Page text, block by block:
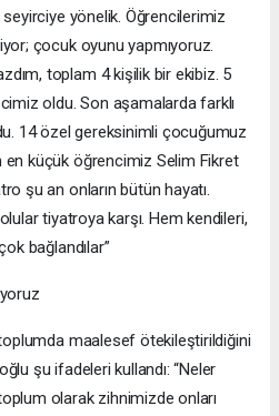
seyirciye yönelik. Öğrencilerimiz
çocuk oyunu yapmıyoruz.
toplam 4 kişilik bir ekibiz. 5
oldu. Son aşamalarda farklı
14 özel gereksinimli çocuğumuz
en küçük öğrencimiz Selim Fikret
şu an onların bütün hayatı.
tiyatroya karşı. Hem kendileri,
bağlandılar”
maalesef ötekileştirildiğini
şu ifadeleri kullandı: “Neler
olarak zihnimizde onları